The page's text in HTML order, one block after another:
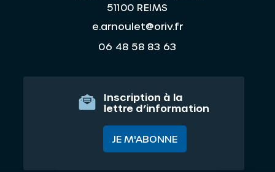
51100 REIMS
e.arnoulet@oriv.fr
06 48 58 83 63
Inscription à la
lettre d’information
JE M'ABONNE